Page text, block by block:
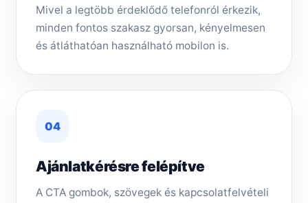
Mivel a legtöbb érdeklődő telefonról érkezik,
minden fontos szakasz gyorsan, kényelmesen
és átláthatóan használható mobilon is.
04
Ajánlatkérésre felépítve
A CTA gombok, szövegek és kapcsolatfelvételi